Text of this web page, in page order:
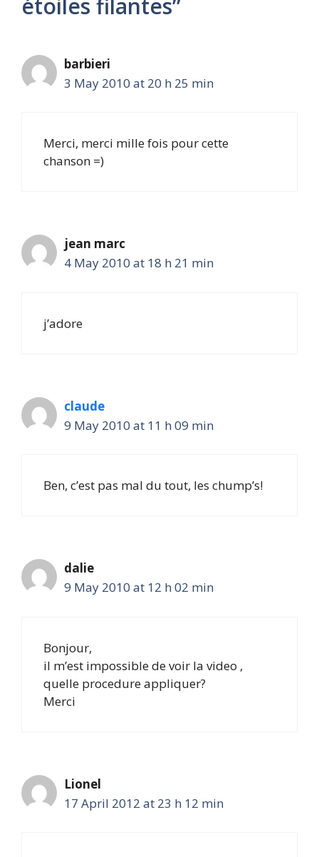
barbieri
3 May 2010 at 20 h 25 min
Merci, merci mille fois pour cette
chanson =)
jean marc
4 May 2010 at 18 h 21 min
j’adore
claude
9 May 2010 at 11 h 09 min
Ben, c’est pas mal du tout, les chump’s!
dalie
9 May 2010 at 12 h 02 min
Bonjour,
il m’est impossible de voir la video ,
quelle procedure appliquer?
Merci
Lionel
17 April 2012 at 23 h 12 min